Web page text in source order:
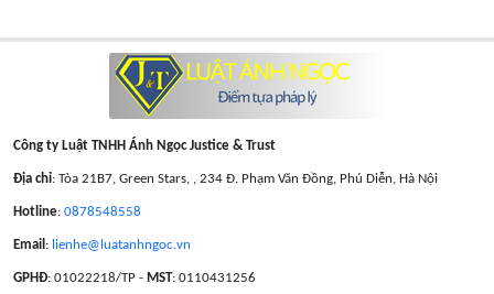
Công ty Luật TNHH Ánh Ngọc Justice & Trust
Địa chỉ: Tòa 21B7, Green Stars, , 234 Đ. Phạm Văn Đồng, Phú Diễn, Hà Nội
Hotline: 0878548558
Email : lienhe@luatanhngoc.vn
GPHĐ: 01022218/TP - MST: 0110431256